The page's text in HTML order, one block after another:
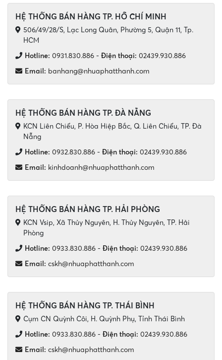
HỆ THỐNG BÁN HÀNG TP. HỒ CHÍ MINH
506/49/28/S, Lạc Long Quân, Phường 5, Quận 11, Tp.
HCM
Hotline: 0931.830.886 - Điện thoại: 02439.930.886
Email: banhang@nhuaphatthanh.com
HỆ THỐNG BÁN HÀNG TP. ĐÀ NẴNG
KCN Liên Chiểu, P. Hòa Hiệp Bắc, Q. Liên Chiểu, TP. Đà
Nẵng
Hotline: 0932.830.886 - Điện thoại: 02439.930.886
Email: kinhdoanh@nhuaphatthanh.com
HỆ THỐNG BÁN HÀNG TP. HẢI PHÒNG
KCN Vsip, Xã Thủy Nguyên, H. Thủy Nguyên, TP. Hải
Phòng
Hotline: 0933.830.886 - Điện thoại: 02439.930.886
Email: cskh@nhuaphatthanh.com
HỆ THỐNG BÁN HÀNG TP. THÁI BÌNH
Cụm CN Quỳnh Côi, H. Quỳnh Phụ, Tỉnh Thái Bình
Hotline: 0933.830.886 - Điện thoại: 02439.930.886
Email: cskh@nhuaphatthanh.com